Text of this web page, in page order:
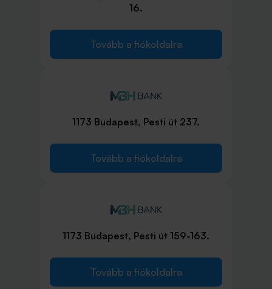
16.
Tovább a fiókoldalra
1173 Budapest, Pesti út 237.
Tovább a fiókoldalra
1173 Budapest, Pesti út 159-163.
Tovább a fiókoldalra